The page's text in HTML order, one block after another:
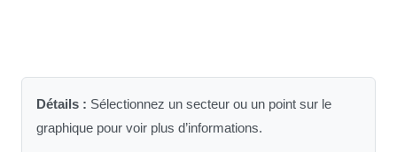
Détails : Sélectionnez un secteur ou un point sur le
graphique pour voir plus d’informations.